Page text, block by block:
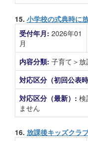
15. 小学校の式典時に
受付年月: 2026年01
月
内容分類: 子育て＞
対応区分（初回公表
対応区分（最新）: 検
ません
16. 放課後キッズクラ